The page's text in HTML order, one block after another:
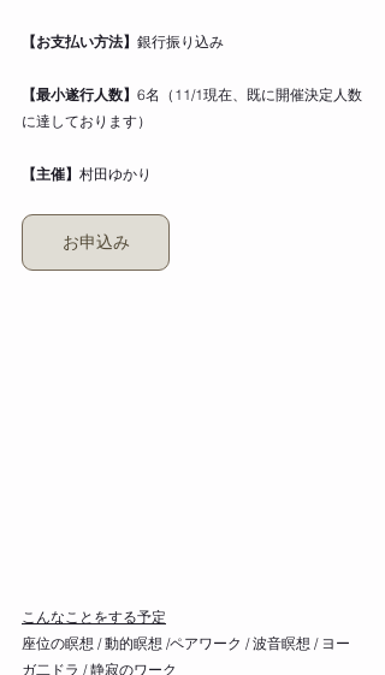
【お支払い方法】 銀行振り込み
【最小遂行人数】 6名（11/1現在、既に開催決定人数
に達しております）
【主催】 村田ゆかり
お申込み
こんなことをする予定
座位の瞑想 / 動的瞑想 /ペアワーク / 波音瞑想 / ヨー
ガ二ドラ / 静寂のワーク